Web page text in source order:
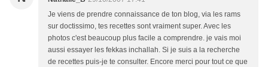
Je viens de prendre connaissance de ton blog, via les rams
sur doctissimo, tes recettes sont vraiment super. Avec les
photos c'est beaucoup plus facile a comprendre. je vais moi
aussi essayer les fekkas inchallah. Si je suis a la recherche
de recettes puis-je te consulter. Encore merci pour tout ce que